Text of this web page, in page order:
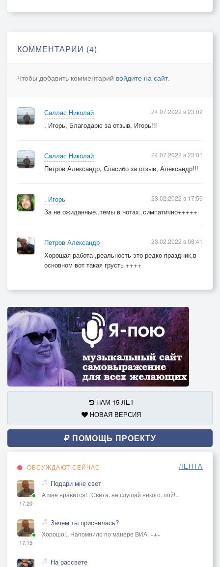
Тёмный город обманов и миражей,
И сливая дождём в стоки грязных траншей,
КОММЕНТАРИИ (4)
Чтобы добавить комментарий войдите на сайт.
Саллас Николай
. Игорь, Благодарю за отзыв, Игорь!!!
24.07.2022 в 23:02
Саллас Николай
Петров Александр, Спасибо за отзыв, Александр!!!
24.07.2022 в 23:01
. Игорь
За не ожиданные..темы в нотах..симпатично+++++
23.02.2022 в 17:59
Петров Александр
Хорошая работа ,реальность это редко праздник,в
основном вот такая грусть ++++
23.02.2022 в 08:41
НАМ 15 ЛЕТ
НОВАЯ ВЕРСИЯ
ПОМОЩЬ ПРОЕКТУ
ОБСУЖДАЮТ СЕЙЧАС ЛЕНТА
17:20
Подари мне свет
А мне нравится!.. Света, не слушай никого, пой!..
17:15
Зачем ты приснилась?
Хорошо!.. Напомнило по манере ВИА. +++
На рассвете